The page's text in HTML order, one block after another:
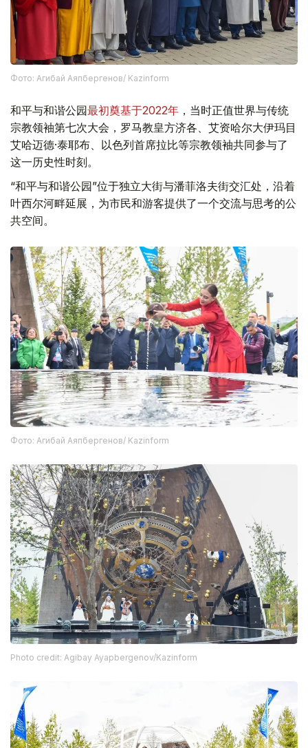
Фото: Агибай Аяпбергенов/ Kazinform
和平与和谐公园最初奠基于2022年 ，当时正值世界与传统
宗教领袖第七次大会，罗马教皇方济各、艾资哈尔大伊玛目
艾哈迈德·泰耶布、以色列首席拉比等宗教领袖共同参与了
这一历史性时刻。
“和平与和谐公园”位于独立大街与潘菲洛夫街交汇处，沿着
叶西尔河畔延展，为市民和游客提供了一个交流与思考的公
共空间。
Фото: Агибай Аяпбергенов/ Kazinform
Photo credit: Agibay Ayapbergenov/Kazinform